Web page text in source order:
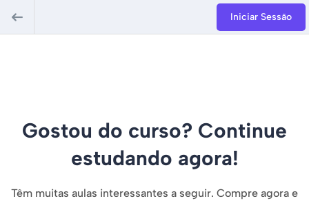
Iniciar Sessão
Gostou do curso? Continue
estudando agora!
Têm muitas aulas interessantes a seguir. Compre agora e